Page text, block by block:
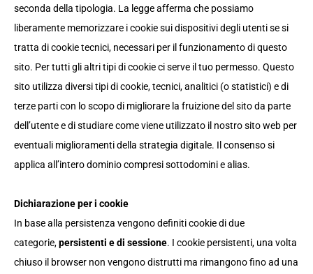
seconda della tipologia. La legge afferma che possiamo
liberamente memorizzare i cookie sui dispositivi degli utenti se si
tratta di cookie tecnici, necessari per il funzionamento di questo
sito. Per tutti gli altri tipi di cookie ci serve il tuo permesso. Questo
sito utilizza diversi tipi di cookie, tecnici, analitici (o statistici) e di
terze parti con lo scopo di migliorare la fruizione del sito da parte
dell’utente e di studiare come viene utilizzato il nostro sito web per
eventuali miglioramenti della strategia digitale. Il consenso si
applica all’intero dominio compresi sottodomini e alias.
Dichiarazione per i cookie
In base alla persistenza vengono definiti cookie di due
categorie,persistenti e di sessione. I cookie persistenti, una volta
chiuso il browser non vengono distrutti ma rimangono fino ad una